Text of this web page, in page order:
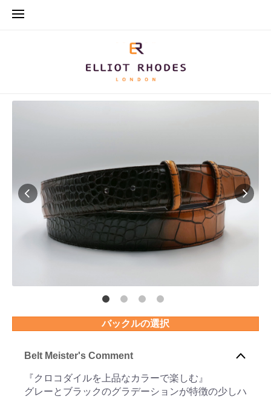
バックルの選択
Belt Meister's Comment
『クロコダイルを上品なカラーで楽しむ』
グレーとブラックのグラデーションが特徴の少しハ